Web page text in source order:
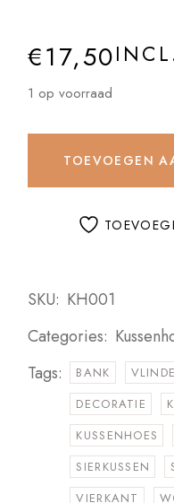
€17,50
1 op voorraad
TOEVOEGEN
SKU: KH001
Categories:
Tags:
BANK
DECORATIE
KUSSENHOES
SIERKUSSEN
VIERKANT